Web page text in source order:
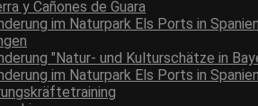
y Cañones de Guara
im Naturpark Els Ports in Spanien
"Natur- und Kulturschätze in
im Naturpark Els Ports in Spanien